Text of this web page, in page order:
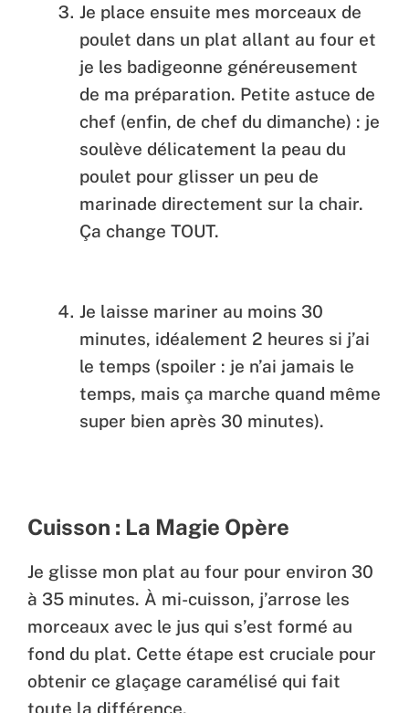
Je place ensuite mes morceaux de
poulet dans un plat allant au four et
je les badigeonne généreusement
de ma préparation. Petite astuce de
chef (enfin, de chef du dimanche) : je
soulève délicatement la peau du
poulet pour glisser un peu de
marinade directement sur la chair.
Ça change TOUT.
Je laisse mariner au moins 30
minutes, idéalement 2 heures si j’ai
le temps (spoiler : je n’ai jamais le
temps, mais ça marche quand même
super bien après 30 minutes).
Cuisson : La Magie Opère
Je glisse mon plat au four pour environ 30
à 35 minutes. À mi-cuisson, j’arrose les
morceaux avec le jus qui s’est formé au
fond du plat. Cette étape est cruciale pour
obtenir ce glaçage caramélisé qui fait
toute la différence.